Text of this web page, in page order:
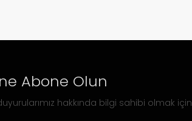
Abone Olun
hakkında bilgi sahibi olmak için